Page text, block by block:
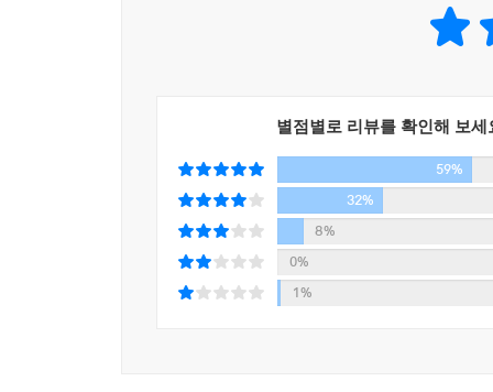
당연하게도 그것은 언어가 가진 한계이자 잘못
악성 댓글과 험담으로 일관하는 사람들에게 사
그녀만의 생각을 전한다.
두 번째 ‘감정의 언어’는 단어가 지닌 특유의 감
쓰는 표현 중 하나인 ‘찬란하다’에 대한 편애는
‘찬란하다’는 표현은 그녀에게 유리조각들이 부
란’은 햇살이 닿은 물결의 느낌으로, 단순히 반짝
서글프다’에도 비슷한 듯하지만 각각이 지닌 감
별점별로 리뷰를 확인해 보세
59%
32%
8%
0%
1%